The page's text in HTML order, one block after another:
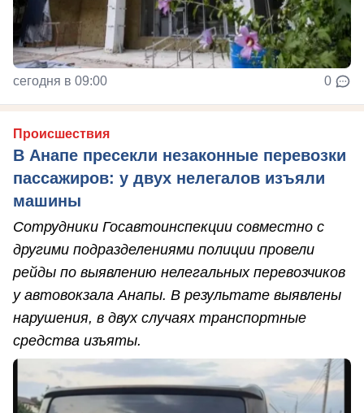
сегодня в 09:00 0
Происшествия
В Анапе пресекли незаконные перевозки
пассажиров: у двух нелегалов изъяли
машины
Сотрудники Госавтоинспекции совместно с
другими подразделениями полиции провели
рейды по выявлению нелегальных перевозчиков
у автовокзала Анапы. В результате выявлены
нарушения, в двух случаях транспортные
средства изъяты.